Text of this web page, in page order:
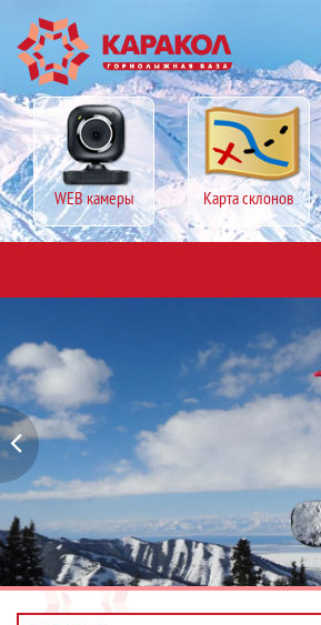
WEB камеры Карта склонов